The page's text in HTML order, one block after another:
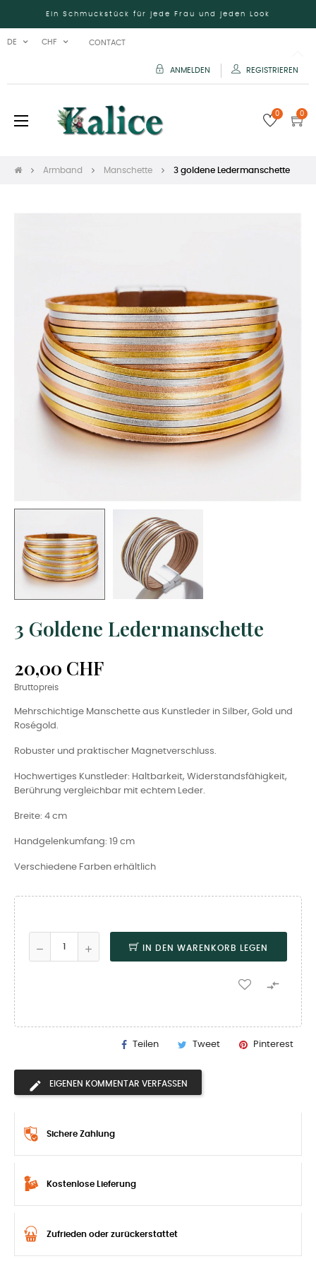
Ein Schmuckstück für jede Frau und jeden Look
DE CHF CONTACT
ANMELDEN REGISTRIEREN
Umschalten
☰ 0 0
Armband Manschette 3 goldene Ledermanschette
3 Goldene Ledermanschette
20,00 CHF
Bruttopreis
Mehrschichtige Manschette aus Kunstleder in Silber, Gold und
Roségold.
Robuster und praktischer Magnetverschluss.
Hochwertiges Kunstleder: Haltbarkeit, Widerstandsfähigkeit,
Berührung vergleichbar mit echtem Leder.
Breite: 4 cm
Handgelenkumfang: 19 cm
Verschiedene Farben erhältlich
IN DEN WARENKORB LEGEN

Teilen Tweet Pinterest
EIGENEN KOMMENTAR VERFASSEN
Sichere Zahlung
Kostenlose Lieferung
Zufrieden oder zurückerstattet